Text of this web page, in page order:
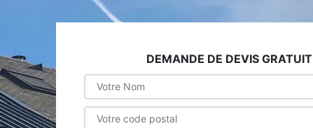
DEMANDE DE DEVIS GRATUIT